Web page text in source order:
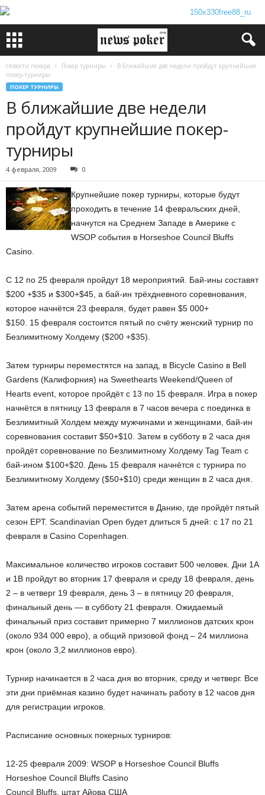
Новости покера Покер турниры
В ближайшие две недели пройдут крупнейшие
покер-турниры
ПОКЕР ТУРНИРЫ
В ближайшие две недели
пройдут крупнейшие покер-
турниры
4 февраля, 2009 0
Крупнейшие покер турниры, которые будут
проходить в течение 14 февральских дней,
начнутся на Среднем Западе в Америке с
WSOP события в Horseshoe Council Bluffs
Casino.
С 12 по 25 февраля пройдут 18 мероприятий. Бай-ины составят
$200 +$35 и $300+$45, а бай-ин трёхдневного соревнования,
которое начнётся 23 февраля, будет равен $5 000+
$150. 15 февраля состоится пятый по счёту женский турнир по
Безлимитному Холдему ($200 +$35).
Затем турниры переместятся на запад, в Bicycle Casino в Bell
Gardens (Калифорния) на Sweethearts Weekend/Queen of
Hearts event, которое пройдёт с 13 по 15 февраля. Игра в покер
начнётся в пятницу 13 февраля в 7 часов вечера с поединка в
Безлимитный Холдем между мужчинами и женщинами, бай-ин
соревнования составит $50+$10. Затем в субботу в 2 часа дня
пройдёт соревнование по Безлимитному Холдему Tag Team с
бай-ином $100+$20. День 15 февраля начнётся с турнира по
Безлимитному Холдему ($50+$10) среди женщин в 2 часа дня.
Затем арена событий переместится в Данию, где пройдёт пятый
сезон EPT. Scandinavian Open будет длиться 5 дней: с 17 по 21
февраля в Casino Copenhagen.
Максимальное количество игроков составит 500 человек. Дни 1А
и 1В пройдут во вторник 17 февраля и среду 18 февраля, день
2 – в четверг 19 февраля, день 3 – в пятницу 20 февраля,
финальный день — в субботу 21 февраля. Ожидаемый
финальный приз составит примерно 7 миллионов датских крон
(около 934 000 евро), а общий призовой фонд – 24 миллиона
крон (около 3,2 миллионов евро).
Турнир начинается в 2 часа дня во вторник, среду и четверг. Все
эти дни приёмная казино будет начинать работу в 12 часов дня
для регистрации игроков.
Расписание основных покерных турниров:
12-25 февраля 2009: WSOP в Horseshoe Council Bluffs
Horseshoe Council Bluffs Casino
Council Bluffs, штат Aйова США